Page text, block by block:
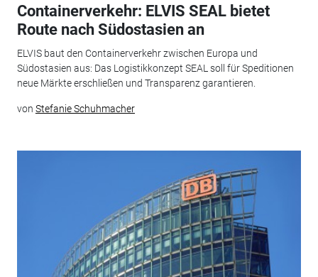
Containerverkehr: ELVIS SEAL bietet
Route nach Südostasien an
ELVIS baut den Containerverkehr zwischen Europa und
Südostasien aus: Das Logistikkonzept SEAL soll für Speditionen
neue Märkte erschließen und Transparenz garantieren.
von Stefanie Schuhmacher